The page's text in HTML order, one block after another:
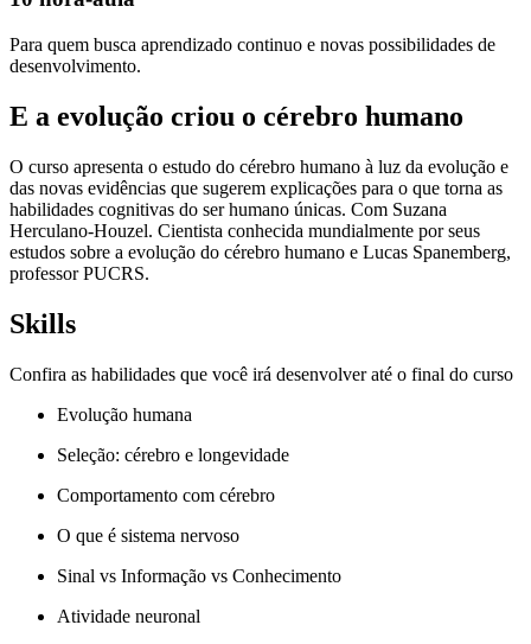
Para quem busca aprendizado continuo e novas possibilidades de
desenvolvimento.
E a evolução criou o cérebro humano
O curso apresenta o estudo do cérebro humano à luz da evolução e
das novas evidências que sugerem explicações para o que torna as
habilidades cognitivas do ser humano únicas. Com Suzana
Herculano-Houzel. Cientista conhecida mundialmente por seus
estudos sobre a evolução do cérebro humano e Lucas Spanemberg,
professor PUCRS.
Skills
Confira as habilidades que você irá desenvolver até o final do curso
Evolução humana
Seleção: cérebro e longevidade
Comportamento com cérebro
O que é sistema nervoso
Sinal vs Informação vs Conhecimento
Atividade neuronal